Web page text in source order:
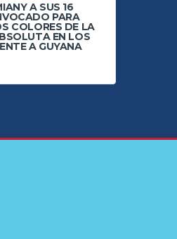
A SUS 16
PARA
COLORES DE LA
EN LOS
A GUYANA